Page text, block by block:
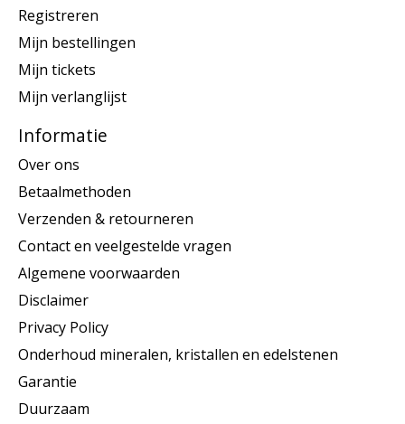
Registreren
Mijn bestellingen
Mijn tickets
Mijn verlanglijst
Informatie
Over ons
Betaalmethoden
Verzenden & retourneren
Contact en veelgestelde vragen
Algemene voorwaarden
Disclaimer
Privacy Policy
Onderhoud mineralen, kristallen en edelstenen
Garantie
Duurzaam